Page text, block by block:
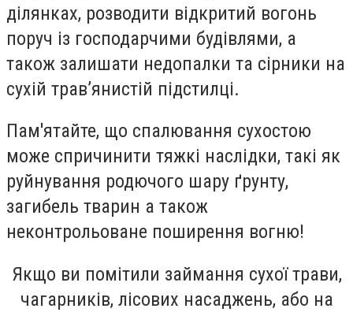
ділянках, розводити відкритий вогонь
поруч із господарчими будівлями, а
також залишати недопалки та сірники на
сухій трав’янистій підстилці.
Пам'ятайте, що спалювання сухостою
може спричинити тяжкі наслідки, такі як
руйнування родючого шару ґрунту,
загибель тварин а також
неконтрольоване поширення вогню!
Якщо ви помітили займання сухої трави,
чагарників, лісових насаджень, або на